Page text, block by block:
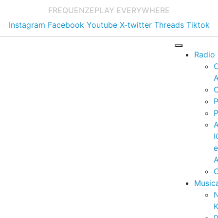
FREQUENZEPLAY EVERYWHERE
Instagram Facebook Youtube X-twitter Threads Tiktok
Radio
e